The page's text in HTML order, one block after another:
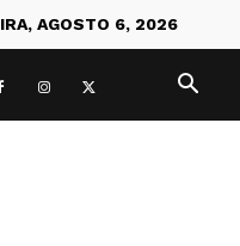
AGOSTO 6, 2026